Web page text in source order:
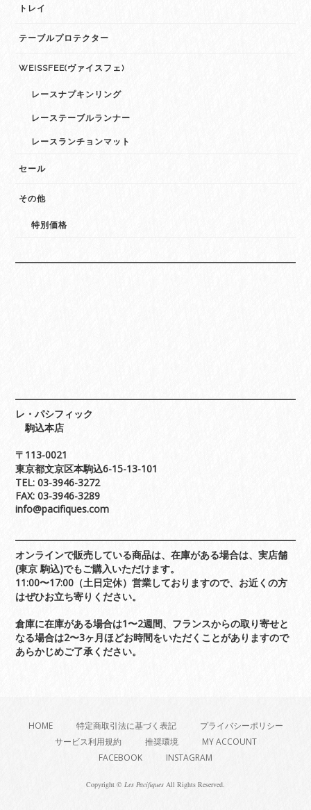
トレイ
テーブルプロテクター
WEISSFEE(ヴァイスフェ)
レースナプキンリング
レーステーブルランナー
レースランチョンマット
セール
その他
特別価格
レ・パシフィック
駒込本店
〒113-0021
東京都文京区本駒込6-15-13-101
TEL: 03-3946-3272
FAX: 03-3946-3289
info@pacifiques.com
オンラインで販売している商品は、在庫がある場合は、実店舗
(東京 駒込)でもご購入いただけます。
11:00〜17:00（土日定休）営業しておりますので、お近くの方
はぜひお立ち寄りください。
倉庫に在庫がある場合は1〜2週間、フランスからの取り寄せと
なる場合は2〜3ヶ月ほどお時間をいただくことがありますので
あらかじめご了承ください。
HOME 特定商取引法に基づく表記
プライバシーポリシー
サービス利用規約
推奨環境
MY ACCOUNT
FACEBOOK
INSTAGRAM
Copyright © Les Pacifiques All Rights Reserved.